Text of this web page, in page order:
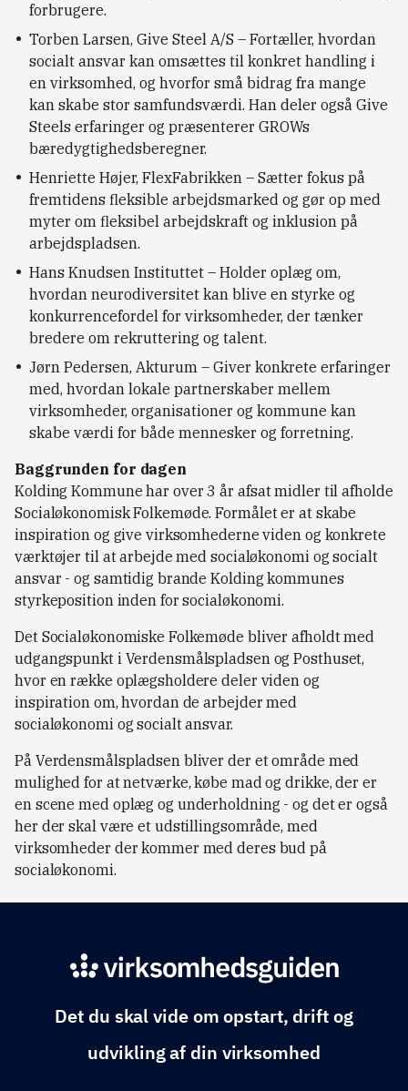
forbrugere.
Torben Larsen, Give Steel A/S – Fortæller, hvordan
socialt ansvar kan omsættes til konkret handling i
en virksomhed, og hvorfor små bidrag fra mange
kan skabe stor samfundsværdi. Han deler også Give
Steels erfaringer og præsenterer GROWs
bæredygtighedsberegner.
Henriette Højer, FlexFabrikken – Sætter fokus på
fremtidens fleksible arbejdsmarked og gør op med
myter om fleksibel arbejdskraft og inklusion på
arbejdspladsen.
Hans Knudsen Instituttet – Holder oplæg om,
hvordan neurodiversitet kan blive en styrke og
konkurrencefordel for virksomheder, der tænker
bredere om rekruttering og talent.
Jørn Pedersen, Akturum – Giver konkrete erfaringer
med, hvordan lokale partnerskaber mellem
virksomheder, organisationer og kommune kan
skabe værdi for både mennesker og forretning.
Baggrunden for dagen
Kolding Kommune har over 3 år afsat midler til afholde
Socialøkonomisk Folkemøde. Formålet er at skabe
inspiration og give virksomhederne viden og konkrete
værktøjer til at arbejde med socialøkonomi og socialt
ansvar - og samtidig brande Kolding kommunes
styrkeposition inden for socialøkonomi.
Det Socialøkonomiske Folkemøde bliver afholdt med
udgangspunkt i Verdensmålspladsen og Posthuset,
hvor en række oplægsholdere deler viden og
inspiration om, hvordan de arbejder med
socialøkonomi og socialt ansvar.
På Verdensmålspladsen bliver der et område med
mulighed for at netværke, købe mad og drikke, der er
en scene med oplæg og underholdning - og det er også
her der skal være et udstillingsområde, med
virksomheder der kommer med deres bud på
socialøkonomi.
Det du skal vide om opstart, drift og
udvikling af din virksomhed